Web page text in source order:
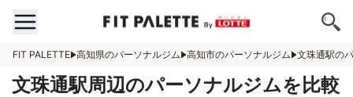
FIT PALETTE 高知県のパーソナルジム 高知市のパーソナルジム 文珠通駅の
文珠通駅周辺のパーソナルジムを比較